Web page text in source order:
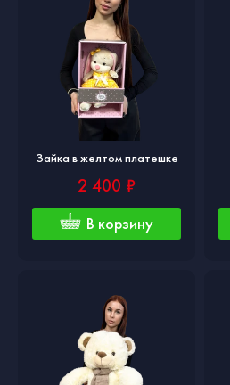
Зайка в желтом платешке
2 400 ₽
В корзину